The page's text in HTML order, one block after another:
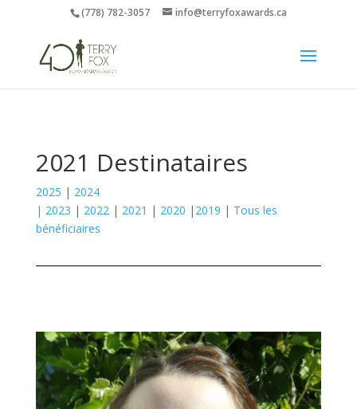
(778) 782-3057 info@terryfoxawards.ca
2021 Destinataires
2025 | 2024
| 2023 | 2022| 2021 | 2020 | 2019 | Tous les
bénéficiaires